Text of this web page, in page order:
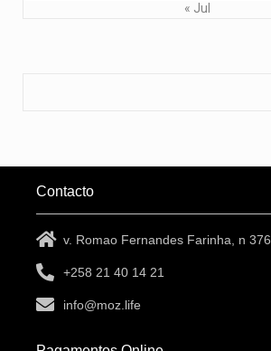
« Jul
Contacto
v. Romao Fernandes Farinha, n 376
+258 21 40 14 21
info@moz.life